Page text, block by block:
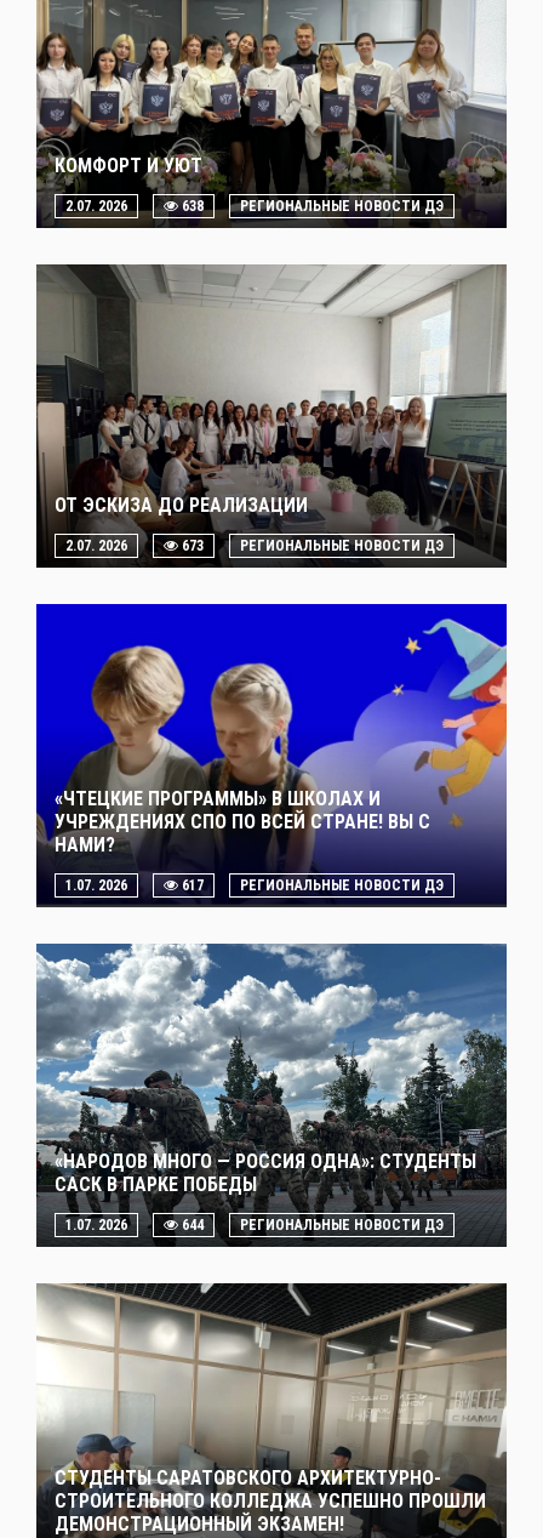
КОМФОРТ И УЮТ
2.07. 2026 638 РЕГИОНАЛЬНЫЕ НОВОСТИ ДЭ
ОТ ЭСКИЗА ДО РЕАЛИЗАЦИИ
2.07. 2026 673 РЕГИОНАЛЬНЫЕ НОВОСТИ ДЭ
«ЧТЕЦКИЕ ПРОГРАММЫ» В ШКОЛАХ И
УЧРЕЖДЕНИЯХ СПО ПО ВСЕЙ СТРАНЕ! ВЫ С
НАМИ?
1.07. 2026 617 РЕГИОНАЛЬНЫЕ НОВОСТИ ДЭ
«НАРОДОВ МНОГО — РОССИЯ ОДНА»: СТУДЕНТЫ
САСК В ПАРКЕ ПОБЕДЫ
1.07. 2026 644 РЕГИОНАЛЬНЫЕ НОВОСТИ ДЭ
СТУДЕНТЫ САРАТОВСКОГО АРХИТЕКТУРНО-
СТРОИТЕЛЬНОГО КОЛЛЕДЖА УСПЕШНО ПРОШЛИ
ДЕМОНСТРАЦИОННЫЙ ЭКЗАМЕН!